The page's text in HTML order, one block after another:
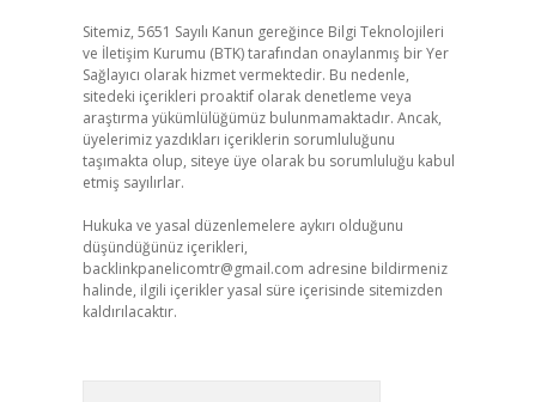
Sitemiz, 5651 Sayılı Kanun gereğince Bilgi Teknolojileri
ve İletişim Kurumu (BTK) tarafından onaylanmış bir Yer
Sağlayıcı olarak hizmet vermektedir. Bu nedenle,
sitedeki içerikleri proaktif olarak denetleme veya
araştırma yükümlülüğümüz bulunmamaktadır. Ancak,
üyelerimiz yazdıkları içeriklerin sorumluluğunu
taşımakta olup, siteye üye olarak bu sorumluluğu kabul
etmiş sayılırlar.
Hukuka ve yasal düzenlemelere aykırı olduğunu
düşündüğünüz içerikleri,
backlinkpanelicomtr@gmail.com adresine bildirmeniz
halinde, ilgili içerikler yasal süre içerisinde sitemizden
kaldırılacaktır.